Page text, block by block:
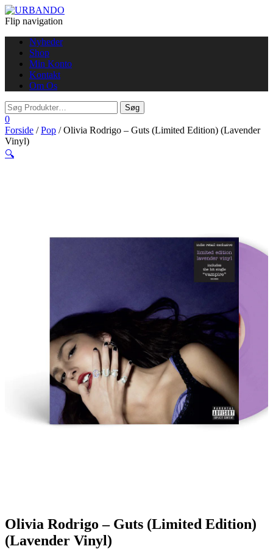
Flip navigation
Nyheder
Shop
Min Konto
Kontakt
Om Os
0
Forside /Pop / Olivia Rodrigo – Guts (Limited Edition) (Lavender
Vinyl)
🔍
Olivia Rodrigo – Guts (Limited Edition)
(Lavender Vinyl)